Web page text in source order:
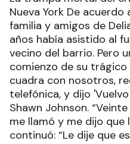
Nueva York De
familia y amigos de
años había asistido al
vecino del barrio. Pero
comienzo de su trágico
cuadra con nosotros,
telefónica, y dijo
Shawn Johnson.
me llamó y me dijo que
continuó: “Le dije que